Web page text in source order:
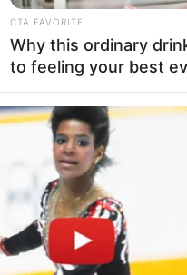
CTA FAVORITE
Why this ordinary
to feeling your best